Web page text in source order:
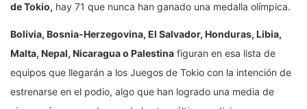
de Tokio, hay 71 que nunca han ganado una medalla olímpica.
Bolivia, Bosnia-Herzegovina, El Salvador, Honduras, Libia,
Malta, Nepal, Nicaragua o Palestina figuran en esa lista de
equipos que llegarán a los Juegos de Tokio con la intención de
estrenarse en el podio, algo que han logrado una media de